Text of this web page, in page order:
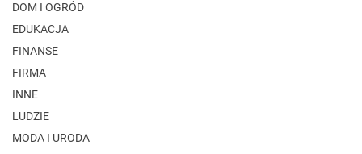
DOM I OGRÓD
EDUKACJA
FINANSE
FIRMA
INNE
LUDZIE
MODA I URODA